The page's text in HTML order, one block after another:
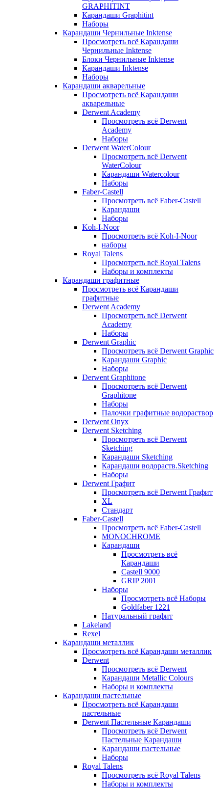
GRAPHITINT
Карандаши Graphitint
Наборы
Карандаши Чернильные Inktense
Просмотреть всё Карандаши
Чернильные Inktense
Блоки Чернильные Inktense
Карандаши Inktense
Наборы
Карандаши акварельные
Просмотреть всё Карандаши
акварельные
Derwent Academy
Просмотреть всё Derwent
Academy
Наборы
Derwent WaterColour
Просмотреть всё Derwent
WaterColour
Карандаши Watercolour
Наборы
Faber-Castell
Просмотреть всё Faber-Castell
Карандаши
Наборы
Koh-I-Noor
Просмотреть всё Koh-I-Noor
наборы
Royal Talens
Просмотреть всё Royal Talens
Наборы и комплекты
Карандаши графитные
Просмотреть всё Карандаши
графитные
Derwent Academy
Просмотреть всё Derwent
Academy
Наборы
Derwent Graphic
Просмотреть всё Derwent Graphic
Карандаши Graphic
Наборы
Derwent Graphitone
Просмотреть всё Derwent
Graphitone
Наборы
Палочки графитные водораствор
Derwent Onyx
Derwent Sketching
Просмотреть всё Derwent
Sketching
Карандаши Sketching
Карандаши водораств.Sketching
Наборы
Derwent Графит
Просмотреть всё Derwent Графит
XL
Стандарт
Faber-Castell
Просмотреть всё Faber-Castell
MONOCHROME
Карандаши
Просмотреть всё
Карандаши
Castell 9000
GRIP 2001
Наборы
Просмотреть всё Наборы
Goldfaber 1221
Натуральный графит
Lakeland
Rexel
Карандаши металлик
Просмотреть всё Карандаши металлик
Derwent
Просмотреть всё Derwent
Карандаши Metallic Colours
Наборы и комплекты
Карандаши пастельные
Просмотреть всё Карандаши
пастельные
Derwent Пастельные Карандаши
Просмотреть всё Derwent
Пастельные Карандаши
Карандаши пастельные
Наборы
Royal Talens
Просмотреть всё Royal Talens
Наборы и комплекты